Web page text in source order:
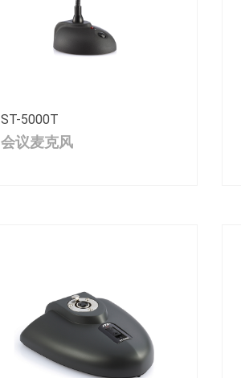
ST-5000T
会议麦克风